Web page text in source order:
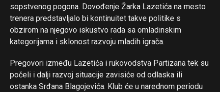
sopstvenog pogona. Dovođenje Žarka Lazetića na mesto
trenera predstavljalo bi kontinuitet takve politike s
obzirom na njegovo iskustvo rada sa omladinskim
kategorijama i sklonost razvoju mladih igrača.
Pregovori između Lazetića i rukovodstva Partizana tek su
počeli i dalji razvoj situacije zavisiće od odlaska ili
ostanka Srđana Blagojevića. Klub će u narednom periodu
Reddit
Pinterest